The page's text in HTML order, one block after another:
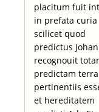
placitum fuit
in prefata curia
scilicet quod
predictus
recognouit
predictam
pertinentiis
et hereditatem